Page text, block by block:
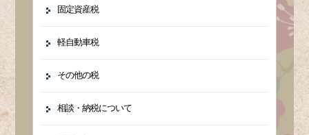
固定資産税
軽自動車税
その他の税
相談・納税について